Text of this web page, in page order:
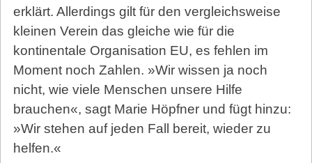
erklärt. Allerdings gilt für den vergleichsweise
kleinen Verein das gleiche wie für die
kontinentale Organisation EU, es fehlen im
Moment noch Zahlen. »Wir wissen ja noch
nicht, wie viele Menschen unsere Hilfe
brauchen«, sagt Marie Höpfner und fügt hinzu:
»Wir stehen auf jeden Fall bereit, wieder zu
helfen.«